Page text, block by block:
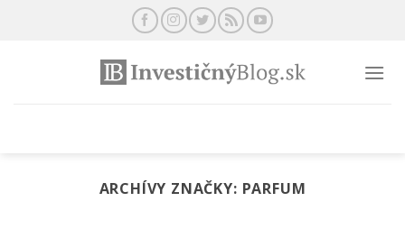
ARCHÍVY ZNAČKY: PARFUM